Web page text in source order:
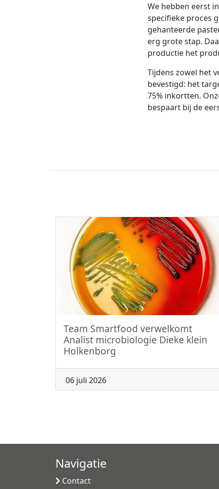
We hebben eerst
specifieke proces
gehanteerde
erg grote stap.
productie het
Tijdens zowel het
bevestigd: het
75% inkortten.
bespaart bij de
Team Smartfood verwelkomt
Analist microbiologie Dieke klein
Holkenborg
06 juli 2026
Navigatie
Contact